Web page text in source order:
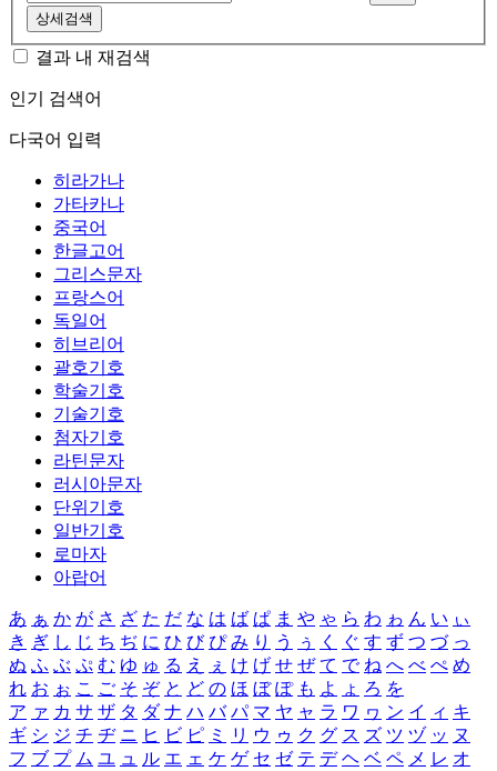
상세검색
결과 내 재검색
인기 검색어
다국어 입력
히라가나
가타카나
중국어
한글고어
그리스문자
프랑스어
독일어
히브리어
괄호기호
학술기호
기술기호
첨자기호
라틴문자
러시아문자
단위기호
일반기호
로마자
아랍어
あ ぁ か が さ ざ た だ な は ば ぱ ま や ゃ ら わ ゎ ん い ぃ
き ぎ し じ ち ぢ に ひ び ぴ み り う ぅ く ぐ す ず つ づ っ
ぬ ふ ぶ ぷ む ゆ ゅ る え ぇ け げ せ ぜ て で ね へ べ ぺ め
れ お ぉ こ ご そ ぞ と ど の ほ ぼ ぽ も よ ょ ろ を
ア ァ カ サ ザ タ ダ ナ ハ バ パ マ ヤ ャ ラ ワ ヮ ン イ ィ キ
ギ シ ジ チ ヂ ニ ヒ ビ ピ ミ リ ウ ゥ ク グ ス ズ ツ ヅ ッ ヌ
フ ブ プ ム ユ ュ ル エ ェ ケ ゲ セ ゼ テ デ ヘ ベ ペ メ レ オ